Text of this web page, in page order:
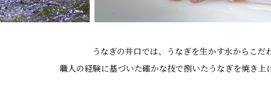
うなぎの井口では、うなぎを生かす水からこだわ
職人の経験に基づいた確かな技で捌いたうなぎを焼き上